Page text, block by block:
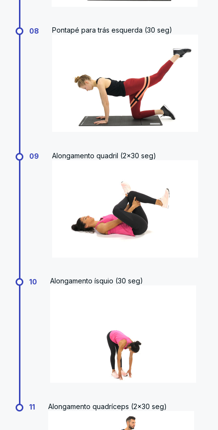
08 Pontapé para trás esquerda (30 seg)
09 Alongamento quadril (2x30 seg)
10 Alongamento ísquio (30 seg)
11 Alongamento quadríceps (2x30 seg)